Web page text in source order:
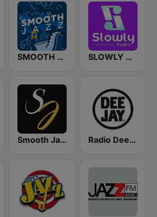
SMOOTH JAZZ SLOWLY RADIO
Smooth Jazz Instrumental Radio Deejay